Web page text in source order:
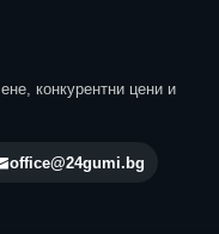
конкурентни цени и
office@24gumi.bg